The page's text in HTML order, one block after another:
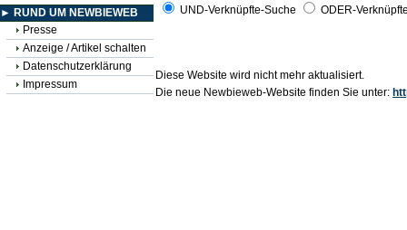
► RUND UM NEWBIEWEB
Presse
Anzeige / Artikel schalten
Datenschutzerklärung
Impressum
UND-Verknüpfte-Suche ODER-
Diese Website wird nicht mehr aktualisiert.
Die neue Newbieweb-Website finden Sie unter: